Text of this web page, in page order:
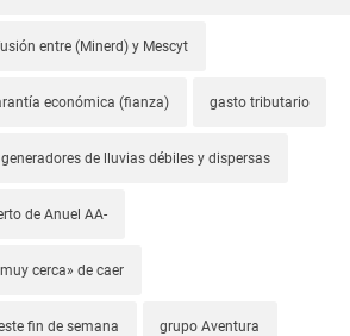
entre (Minerd) y Mescyt
económica (fianza) gasto tributario
generadores de lluvias débiles y dispersas
de Anuel AA-
cerca» de caer
fin de semana grupo Aventura